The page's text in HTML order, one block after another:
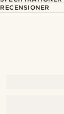
RECENSIONER